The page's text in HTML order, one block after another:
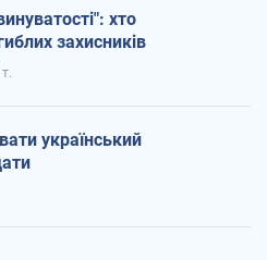
хто
захисників
український